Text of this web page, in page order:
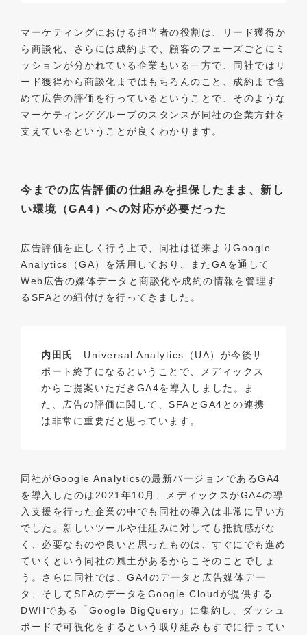
マーケティングにおける担当者の役割は、リード獲得か
ら商談化、さらには成約まで、顧客のフェーズごとにミ
ッションが分かれている企業もいる一方で、同社ではリ
ード獲得から商談化まではもちろんのこと、成約まで含
めて広告の評価を行っているということで、そのような
マーケティンググループのスタンスが同社の企業方針を
支えているということが良くわかります。
今までの広告評価の仕組みを担保したまま、新し
い環境（GA4）への対応が必要だった
広告評価を正しく行う上で、同社は従来よりGoogle
Analytics（GA）を活用しており、またGAを通して
Web広告の媒体データと商談化や成約の情報を管理す
るSFAとの紐付けを行ってきました。
内田氏 Universal Analytics（UA）が今後サ
ポート終了になるということで、メディックス
からご提案いただきGA4を導入しました。ま
た、広告の評価に関して、SFAとGA4との連携
は非常に重要だと思っています。
同社がGoogle Analyticsの最新バージョンであるGA4
を導入したのは2021年10月、メディックスがGA4の導
入支援を行った企業の中でも同社の導入は非常に早い方
でした。新しいツールや仕組みに対しても抵抗感がな
く、必要なものや良いと思ったものは、すぐにでも進め
ていくという同社の風土があるからこそのことでしょ
う。さらに同社では、GA4のデータと広告媒体デー
タ、そしてSFAのデータをGoogle Cloudが提供する
DWHである「Google BigQuery」に集約し、ダッシュ
ボードで可視化をするという取り組みもすでに行ってい